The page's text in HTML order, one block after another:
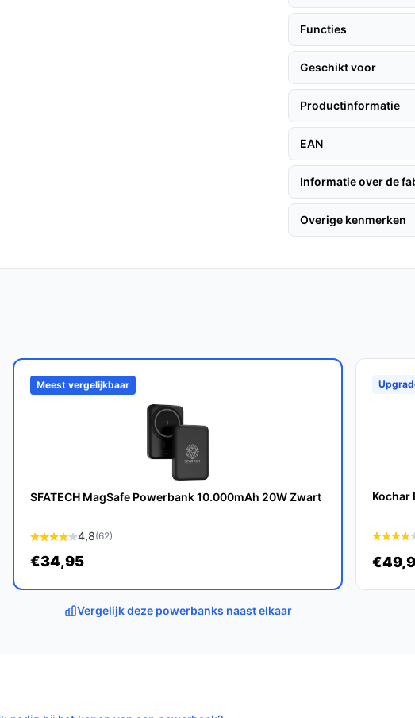
controleer dan in de specificaties of
met compacte en instapmodellen:
bepalen draagcomfort; deze
voor zak of kleine tas.
biedt een middenweg tussen
capaciteit betekent doorgaans meer
(hier: 20W Power
apparaten tegelijk wilt voeden.
onderhoud:
eerste connecties.
voordat je hem meeneemt.
tijdens opslag en gebruik.
Functies
Geschikt voor
Productinformatie
EAN
Informatie over de
Overige kenmerken
Meest vergelijkbaar
SFATECH MagSafe Powerbank 10.000mAh 20W Zwart
4,8(62)
€34,95
Kochar
Vergelijk deze powerbanks naast elkaar